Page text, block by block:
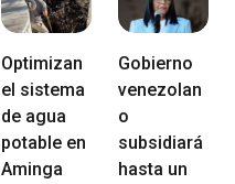
Optimizan
el sistema
de agua
potable en
Aminga
Gobierno
venezolan
o
subsidiará
hasta un